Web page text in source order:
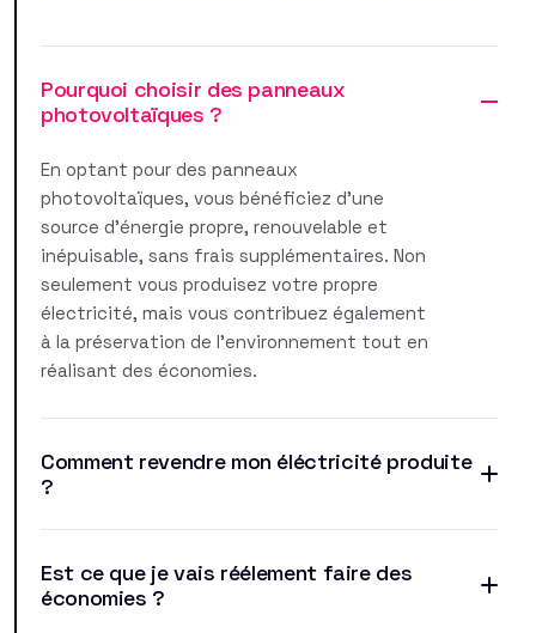
Pourquoi choisir des panneaux
photovoltaïques ?
En optant pour des panneaux
photovoltaïques, vous bénéficiez d'une
source d'énergie propre, renouvelable et
inépuisable, sans frais supplémentaires. Non
seulement vous produisez votre propre
électricité, mais vous contribuez également
à la préservation de l'environnement tout en
réalisant des économies.
Comment revendre mon éléctricité produite
?
Est ce que je vais réélement faire des
économies ?